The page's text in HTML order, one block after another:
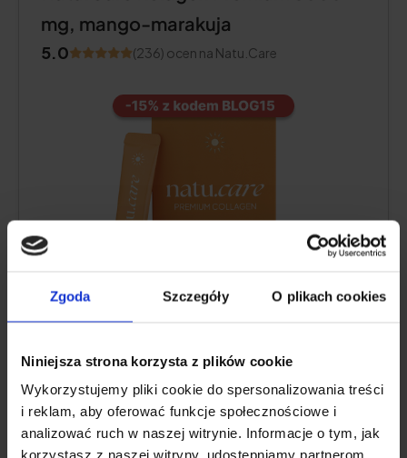
Zgoda Szczegóły O plikach cookies
Niniejsza strona korzysta z plików cookie
Wykorzystujemy pliki cookie do spersonalizowania treści
i reklam, aby oferować funkcje społecznościowe i
analizować ruch w naszej witrynie. Informacje o tym, jak
korzystasz z naszej witryny, udostępniamy partnerom
mg, mango-marakuja
5.0 (236) ocen na Natu.Care
Zawartość kolagenu:
Dodatkowe składniki aktywne:witamina C
niskocząsteczkowykwas hialuronowy(oraz L-
teanina ikoenzym Q10w kolagenie o smaku
kakao lubwitamina Aiwitamina Ew kolagenie
o smaku mango–marakuja, jeżyna, truskawka-